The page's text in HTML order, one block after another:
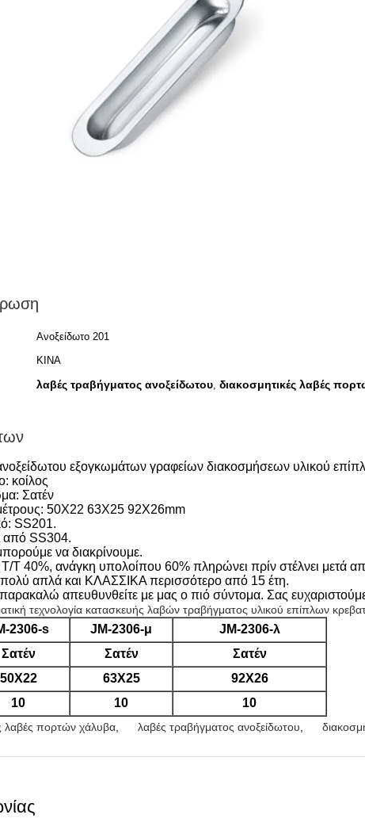
Ανοξείδωτο 201
ΚΙΝΑ
λαβές τραβήγματος ανοξείδωτου, διακοσμητικές λαβές
εξογκωμάτων γραφείων διακοσμήσεων υλικού
κοίλος
Σατέν
50X22 63X25 92X26mm
SS201.
από SS304.
να διακρίνουμε.
40%, ανάγκη υπολοίπου 60% πληρώνει πρίν στέλνει μετά
πολύ απλά και ΚΛΑΣΣΙΚΑ περισσότερο από 15 έτη.
παρακαλώ απευθυνθείτε με μας ο πιό σύντομα. Σας
τεχνολογία κατασκευής λαβών τραβήγματος υλικού επίπλων
2306-s JM-2306-μ
JM-2306-λ
Σατέν Σατέν
Σατέν
50X22 63X25
92X26
10 10
10
λαβές πορτών χάλυβα λαβές τραβήγματος ανοξείδωτου